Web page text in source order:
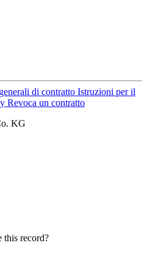
di contratto Istruzioni per il
Revoca un contratto
KG
this record?